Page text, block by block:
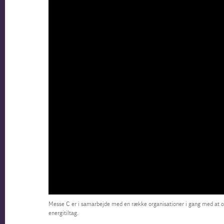
Messe C er i samarbejde med en række organisationer i gang med
energitiltag.